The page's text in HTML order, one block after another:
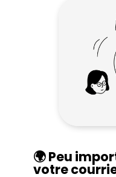
🌍 Peu
votre